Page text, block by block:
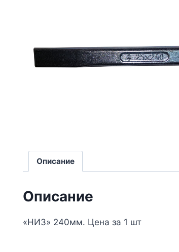
Описание
Описание
«НИЗ» 240мм. Цена за 1 шт